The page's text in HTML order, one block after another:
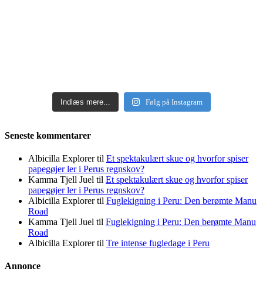
Indlæs mere... Følg på Instagram
Seneste kommentarer
Albicilla Explorertil Et spektakulært skue og hvorfor spiser
papegøjer ler i Perus regnskov?
Kamma Tjell Juel til Et spektakulært skue og hvorfor spiser
papegøjer ler i Perus regnskov?
Albicilla Explorertil Fuglekigning i Peru: Den berømte Manu
Road
Kamma Tjell Juel til Fuglekigning i Peru: Den berømte Manu
Road
Albicilla Explorertil Tre intense fugledage i Peru
Annonce